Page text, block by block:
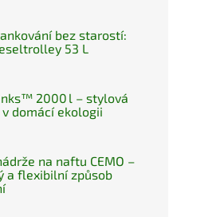
bez starostí:
53 L
2000 l – stylová
domácí ekologii
na naftu CEMO –
a flexibilní způsob